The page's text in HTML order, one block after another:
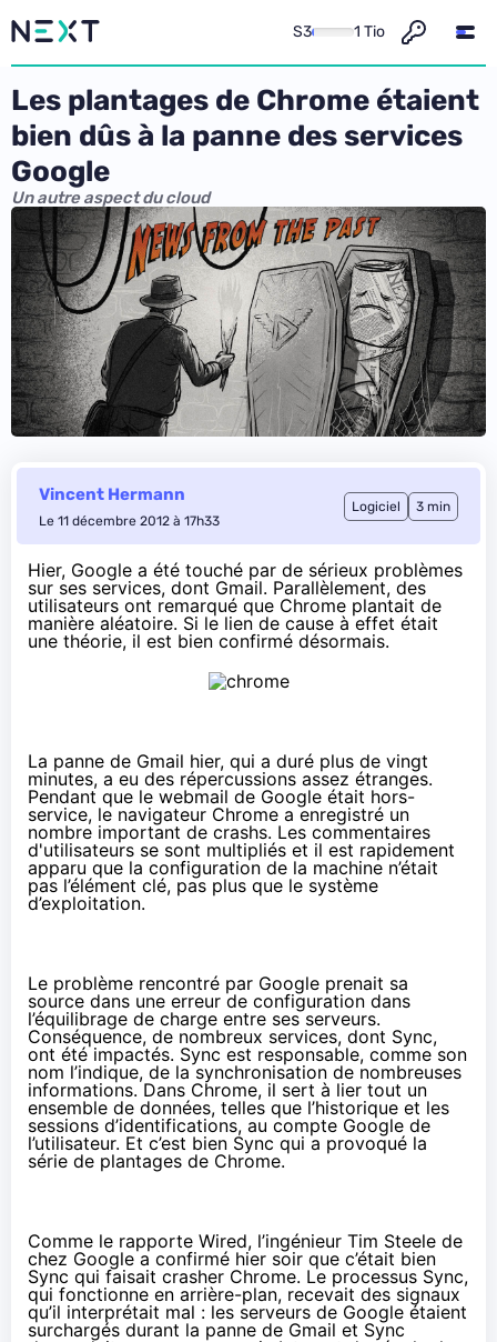
S3 1 Tio
Les plantages de Chrome étaient
bien dûs à la panne des services
Google
Un autre aspect du cloud
Vincent Hermann
Le 11 décembre 2012 à 17h33
Logiciel 3 min
Hier, Google a été touché par de sérieux problèmes
sur ses services, dont Gmail. Parallèlement, des
utilisateurs ont remarqué que Chrome plantait de
manière aléatoire. Si le lien de cause à effet était
une théorie, il est bien confirmé désormais.
La panne de Gmail hier, qui a duré plus de vingt
minutes, a eu des répercussions assez étranges.
Pendant que le webmail de Google était hors-
service, le navigateur Chrome a enregistré un
nombre important de crashs. Les commentaires
d'utilisateurs se sont multipliés et il est rapidement
apparu que la configuration de la machine n’était
pas l’élément clé, pas plus que le système
d’exploitation.
Le problème rencontré par Google prenait sa
source dans une erreur de configuration dans
l’équilibrage de charge entre ses serveurs.
Conséquence, de nombreux services, dont Sync,
ont été impactés. Sync est responsable, comme son
nom l’indique, de la synchronisation de nombreuses
informations. Dans Chrome, il sert à lier tout un
ensemble de données, telles que l’historique et les
sessions d’identifications, au compte Google de
l’utilisateur. Et c’est bien Sync qui a provoqué la
série de plantages de Chrome.
Comme le rapporte Wired, l’ingénieur Tim Steele de
chez Google a confirmé hier soir que c’était bien
Sync qui faisait crasher Chrome. Le processus Sync,
qui fonctionne en arrière-plan, recevait des signaux
qu’il interprétait mal : les serveurs de Google étaient
surchargés durant la panne de Gmail et Sync